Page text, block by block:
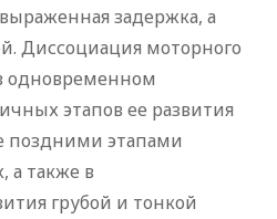
задержка, а
Диссоциация моторного
одновременном
этапов ее развития
поздними этапами
а также в
грубой и тонкой